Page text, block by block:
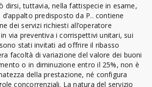
dirsi, tuttavia, nella fattispecie in esame,
predisposto da P.. contiene
dei servizi richiesti all’operatore
via preventiva i corrispettivi unitari, sui
stati invitati ad offrire il ribasso
facoltà di variazione del valore dei buoni
o in diminuzione entro il 25%, non è
della prestazione, né configura
concorrenziali. La natura del servizio